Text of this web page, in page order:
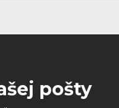
pošty